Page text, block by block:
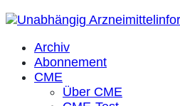
Archiv
Abonnement
CME
Über CME